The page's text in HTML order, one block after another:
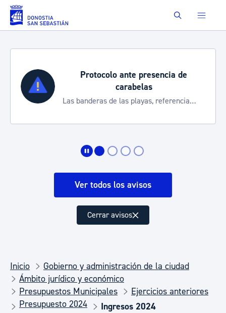
Saltar al contenido principal Buscar
Protocolo ante presencia de
carabelas
Las banderas de las playas, referencia
Ver todos los avisos
Cerrar avisos
Inicio
Gobierno y administración de la ciudad
Ámbito jurídico y económico
Presupuestos Municipales
Ejercicios anteriores
Presupuesto 2024
Ingresos 2024